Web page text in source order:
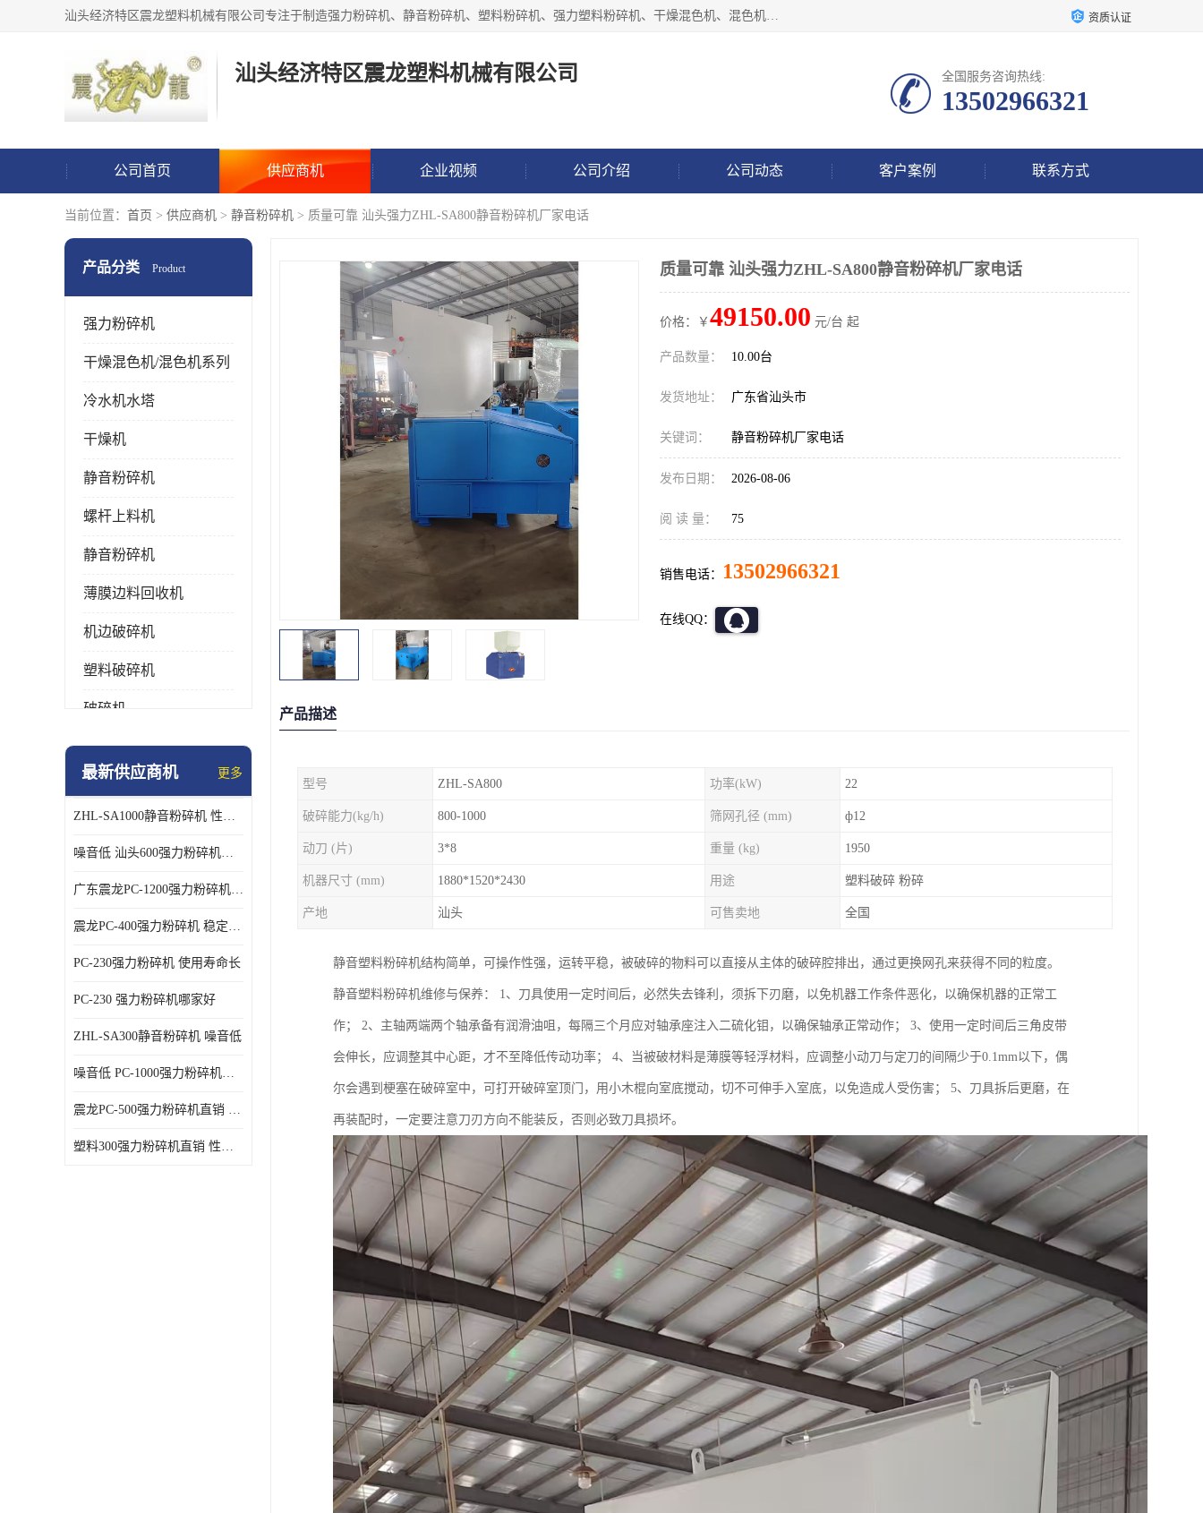
汕头经济特区震龙塑料机械有限公司专注于制造强力粉碎机、静音粉碎机、塑料粉碎机、强力塑料粉碎机、干燥混色机、混色机、冷水机、上料机等塑料辅助机械。 资质认证
汕头经济特区震龙塑料机械有限公司 全国服务咨询热线:
13502966321
公司首页 供应商机 企业视频 公司介绍 公司动态 客户案例 联系方式
当前位置： 首页 > 供应商机 > 静音粉碎机 > 质量可靠 汕头强力ZHL-SA800静音粉碎机厂家电话
产品分类 Product
强力粉碎机
干燥混色机/混色机系列
冷水机水塔
干燥机
静音粉碎机
螺杆上料机
静音粉碎机
薄膜边料回收机
机边破碎机
塑料破碎机
破碎机
强力粉碎机
最新供应商机 更多
ZHL-SA1000静音粉碎机 性能稳定
噪音低 汕头600强力粉碎机直供
广东震龙PC-1200强力粉碎机 物超所值
震龙PC-400强力粉碎机 稳定性好
PC-230强力粉碎机 使用寿命长
PC-230 强力粉碎机哪家好
ZHL-SA300静音粉碎机 噪音低
噪音低 PC-1000强力粉碎机直供
震龙PC-500强力粉碎机直销 性价比高
塑料300强力粉碎机直销 性价比高
质量可靠 汕头强力ZHL-SA800静音粉碎机厂家电话
价格：￥ 49150.00 元/台 起
产品数量： 10.00台
发货地址： 广东省汕头市
关键词： 静音粉碎机厂家电话
发布日期： 2026-08-06
阅 读 量： 75
销售电话： 13502966321
在线QQ：
产品描述
型号 ZHL-SA800 功率(kW) 22
破碎能力(kg/h) 800-1000 筛网孔径 (mm) ф12
动刀 (片) 3*8 重量 (kg) 1950
机器尺寸 (mm) 1880*1520*2430 用途 塑料破碎 粉碎
产地 汕头 可售卖地 全国
静音塑料粉碎机结构简单，可操作性强，运转平稳，被破碎的物料可以直接从主体的破碎腔排出，通过更换网孔来获得不同的粒度。
静音塑料粉碎机维修与保养： 1、刀具使用一定时间后，必然失去锋利，须拆下刃磨，以免机器工作条件恶化，以确保机器的正常工
作； 2、主轴两端两个轴承备有润滑油咀，每隔三个月应对轴承座注入二硫化钼，以确保轴承正常动作； 3、使用一定时间后三角皮带
会伸长，应调整其中心距，才不至降低传动功率； 4、当被破材料是薄膜等轻浮材料，应调整小动刀与定刀的间隔少于0.1mm以下，偶
尔会遇到梗塞在破碎室中，可打开破碎室顶门，用小木棍向室底搅动，切不可伸手入室底，以免造成人受伤害； 5、刀具拆后更磨，在
再装配时，一定要注意刀刃方向不能装反，否则必致刀具损坏。